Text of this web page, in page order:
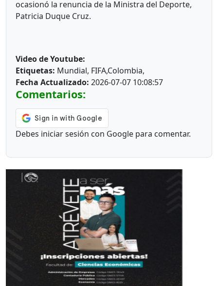
ocasionó la renuncia de la Ministra del Deporte,
Patricia Duque Cruz.
Video de Youtube:
Etiquetas: Mundial, FIFA,Colombia,
Fecha Actualizado: 2026-07-07 10:08:57
Comentarios:
Debes iniciar sesión con Google para comentar.